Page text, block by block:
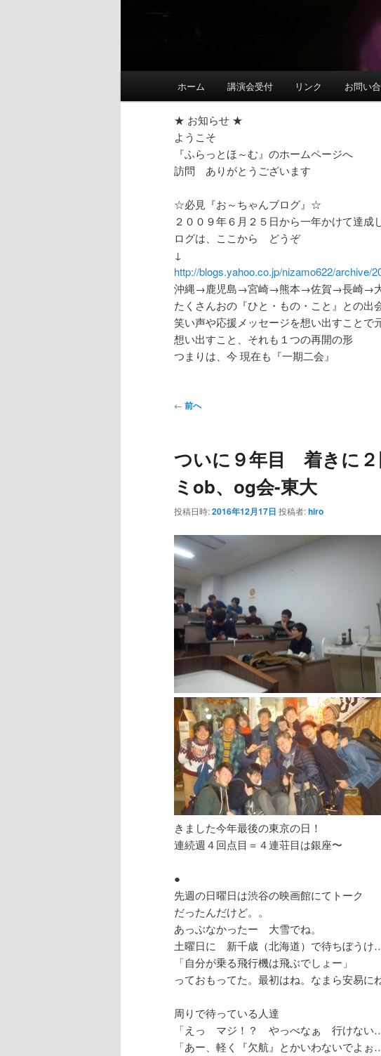
ホーム 講演会受付 リンク お問い
★ お知らせ ★
ようこそ
『ふらっとほ～む』のホームページへ
訪問 ありがとうございます
☆必見『お～ちゃんブログ』☆
２００９年６月２５日から一年かけて達
ログは、ここから どうぞ
↓
http://blogs.yahoo.co.jp/nizamo622/archive/
沖縄→鹿児島→宮崎→熊本→佐賀→長崎→
たくさんおの『ひと・もの・こと』との出
笑い声や応援メッセージを想い出すことで
想い出すこと、それも１つの再開の形
つまりは、今 現在も『一期二会』
投
ビ
ゲ
ー
シ
ン
← 前へ
ついに９年目 着きに
ミob、og会-東大
投稿日時:2016年12月17日 投稿者:hiro
きました今年最後の東京の日！
連続週４回点目＝４連荘目は銀座〜
●
先週の日曜日は渋谷の映画館にてトーク
だったんだけど。。
あっぶなかったー 大雪でね。
土曜日に 新千歳（北海道）で待ちぼう
「自分が乗る飛行機は飛ぶでしょー」
っておもってた。最初はね。なまら安易にね
周りで待っている人達
「えっ マジ！？ やっべなぁ 行けない…
「あー、軽く『欠航』とかいわないでよぉ